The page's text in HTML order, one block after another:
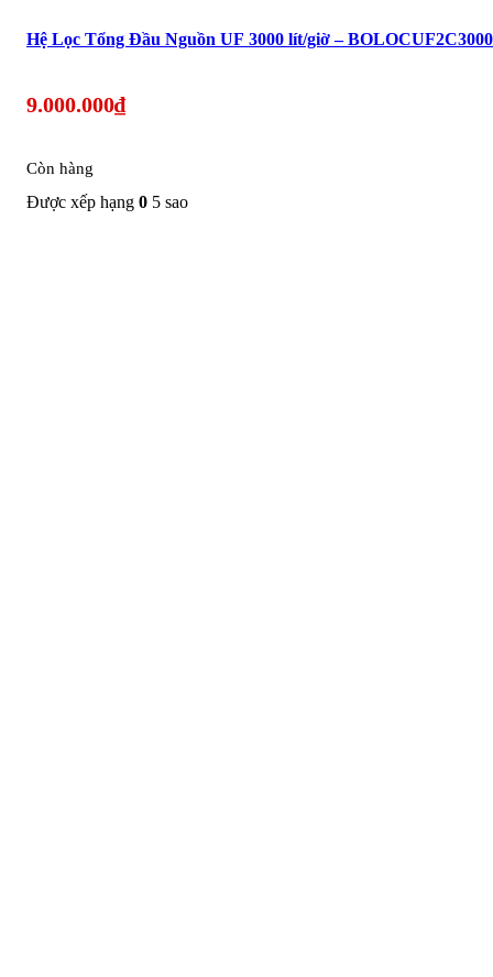
Hệ Lọc Tổng Đầu Nguồn UF 3000 lít/giờ –
9.000.000₫
Còn hàng
Được xếp hạng 0 5 sao